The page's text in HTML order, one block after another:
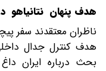
هدف پنهان نتانیاهو
ناظران معتقدند سفر
هدف کنترل جدال
بحث درباره